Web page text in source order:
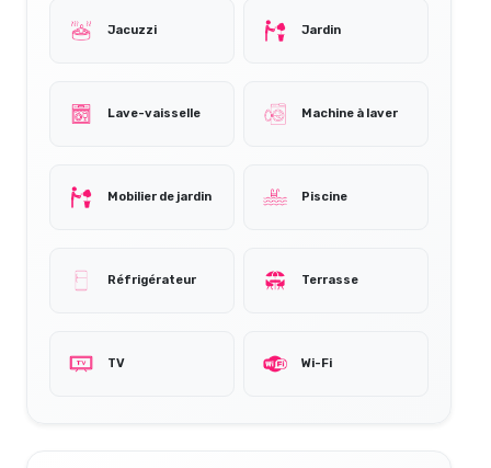
Jacuzzi Jardin
Lave-vaisselle Machine à laver
Mobilier de jardin Piscine
Réfrigérateur Terrasse
TV Wi-Fi